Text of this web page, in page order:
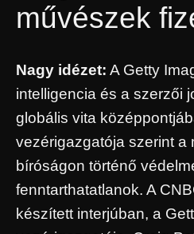
művészek
Nagy idézet: A Getty
intelligencia és a szerzői
globális vita
vezérigazgatója szerint a
bíróságon történő
fenntarthatatlanok. A
készített interjúban, a